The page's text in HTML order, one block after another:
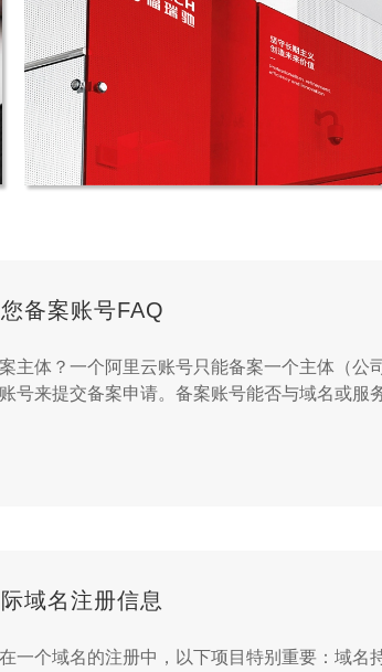
星月空间LOGO设计
LOGO设计
多语言网站建设
备案账号FAQ
主体？一个阿里云账号只能备案一个主体（
号来提交备案申请。备案账号能否与域名或
域名注册信息
一个域名的注册中，以下项目特别重要：域